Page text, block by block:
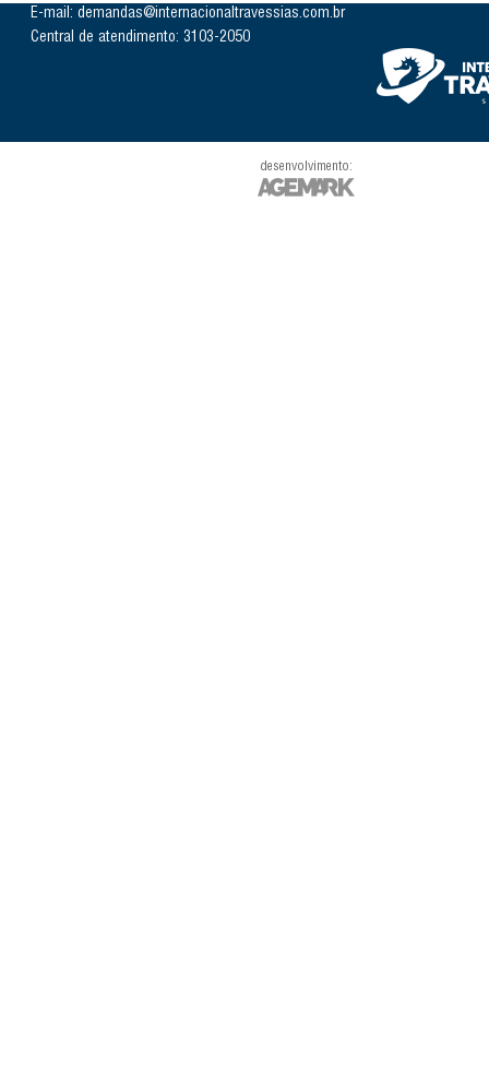
E-mail: demandas@internacionaltravessias.com.br
Central de atendimento: 3103-2050
desenvolvimento: